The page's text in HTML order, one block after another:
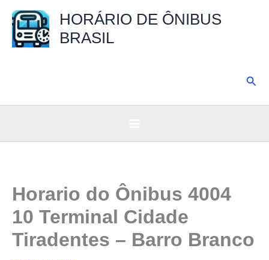
para
HORÁRIO DE ÔNIBUS
BRASIL
Horario do Ônibus 4004
10 Terminal Cidade
Tiradentes – Barro Branco